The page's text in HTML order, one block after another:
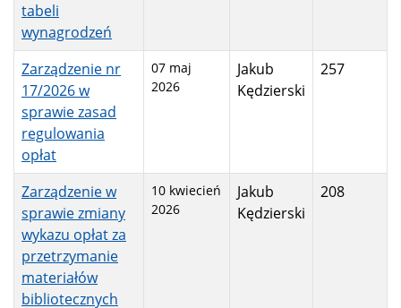
tabeli
wynagrodzeń
Zarządzenie nr
17/2026 w
sprawie zasad
regulowania
opłat
07 maj
2026
Jakub
Kędzierski
257
Zarządzenie w
sprawie zmiany
wykazu opłat za
przetrzymanie
materiałów
bibliotecznych
10 kwiecień
2026
Jakub
Kędzierski
208